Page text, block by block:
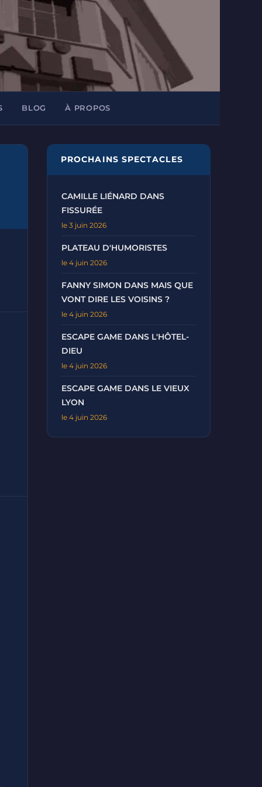
BLOG À PROPOS
PROCHAINS SPECTACLES
CAMILLE LIÉNARD DANS
FISSURÉE
le 3 juin 2026
PLATEAU D'HUMORISTES
le 4 juin 2026
FANNY SIMON DANS MAIS QUE
VONT DIRE LES VOISINS ?
le 4 juin 2026
ESCAPE GAME DANS L'HÔTEL-
DIEU
le 4 juin 2026
ESCAPE GAME DANS LE VIEUX
LYON
le 4 juin 2026